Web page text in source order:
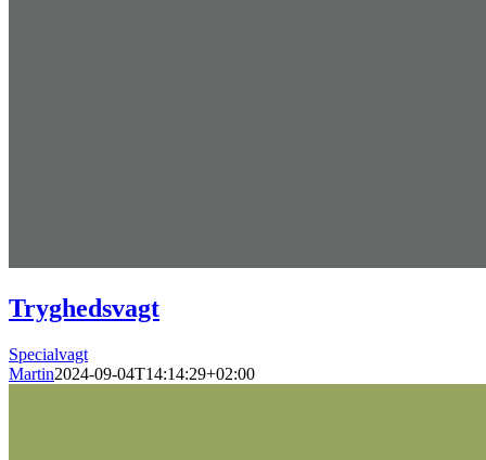
Tryghedsvagt
Specialvagt
Martin2024-09-04T14:14:29+02:00